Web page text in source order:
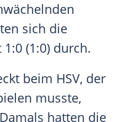
sich die
1:0 (1:0) durch.
beim HSV, der
musste,
hatten die